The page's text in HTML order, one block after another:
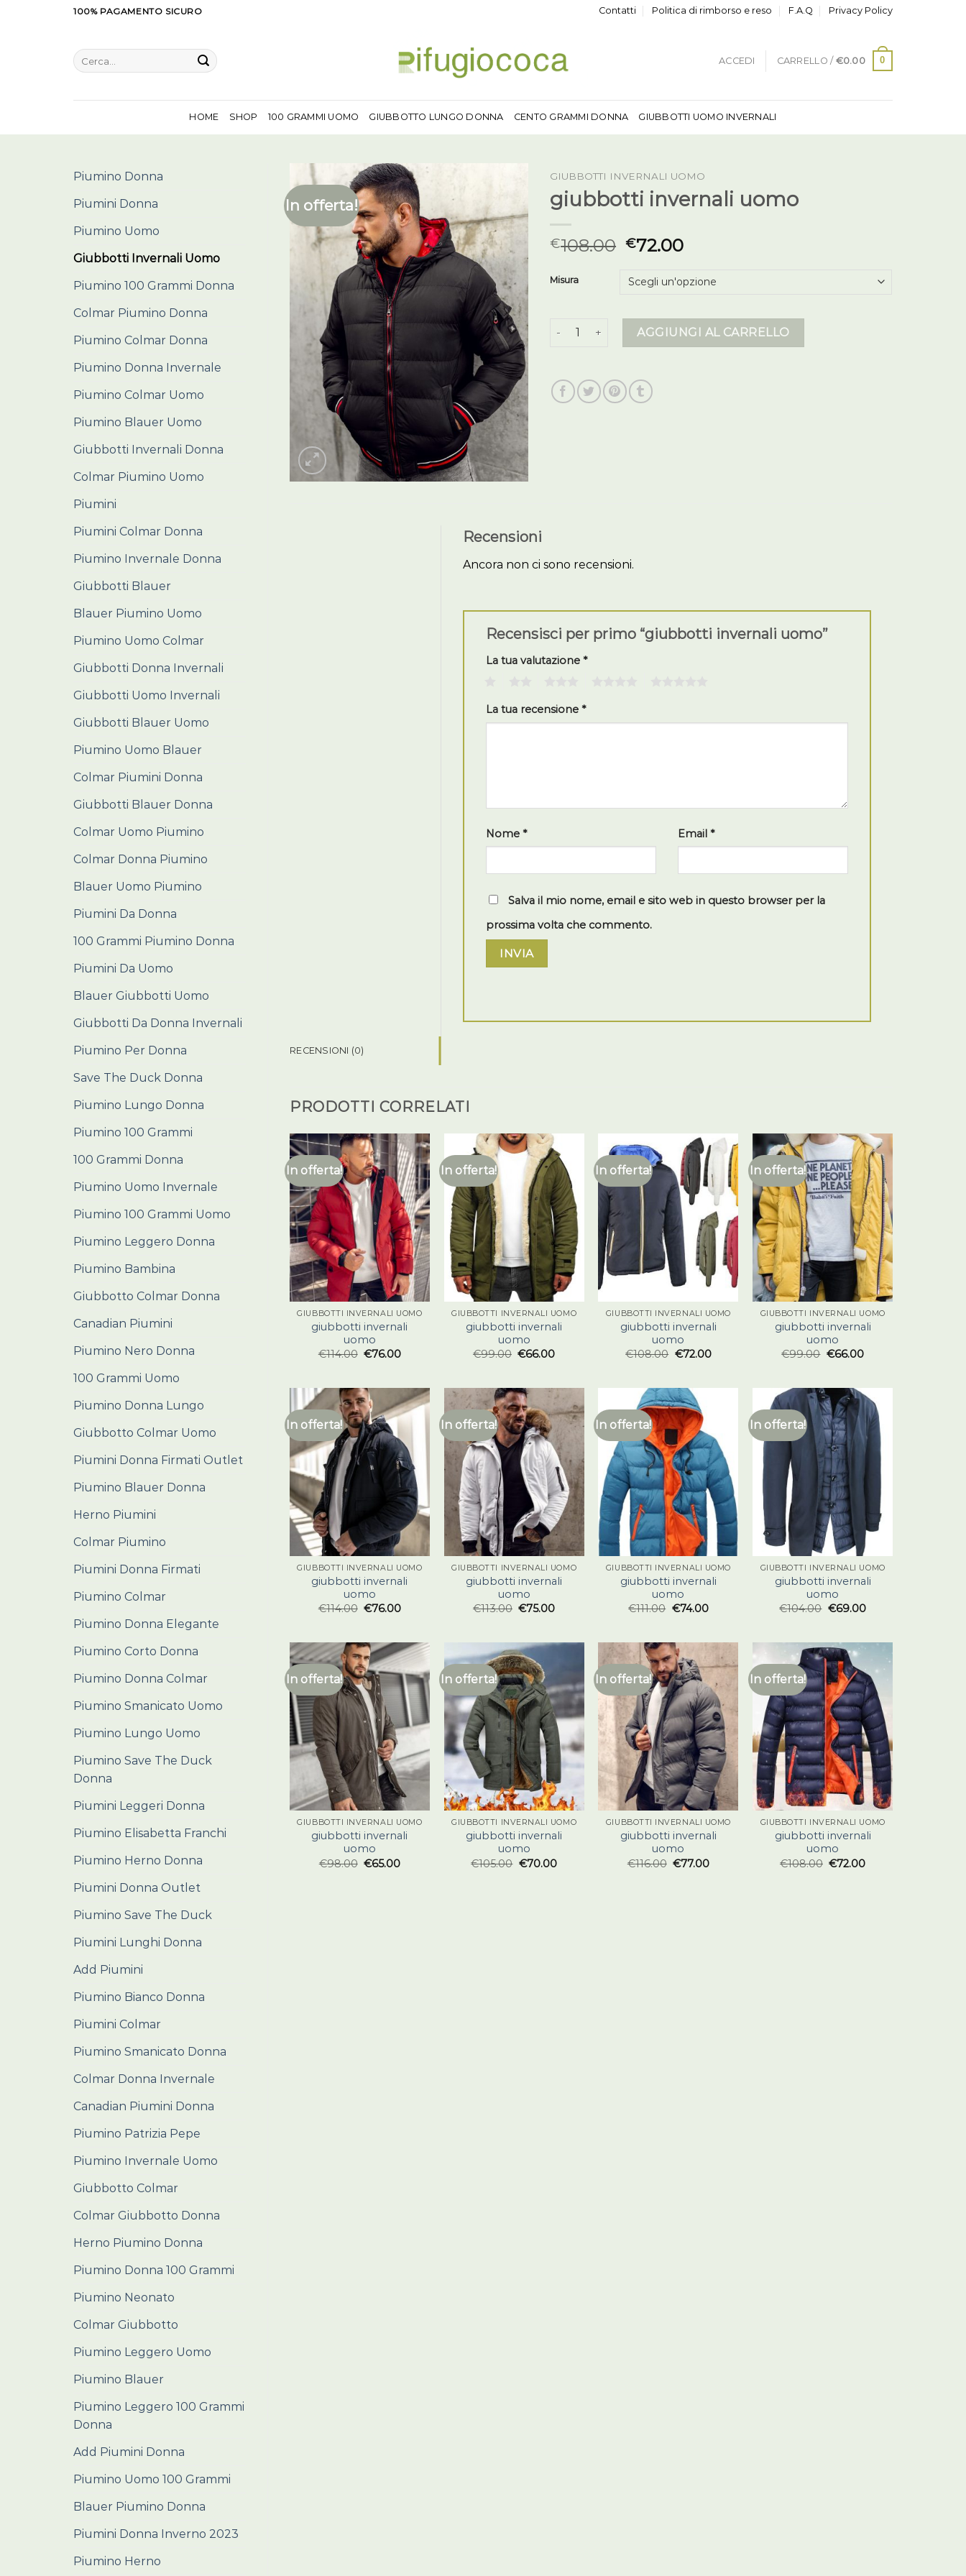
100% PAGAMENTO SICURO Contatti Politica di rimborso e reso F.A.Q Privacy Policy
Cerca:
ACCEDI CARRELLO / €0.00 0
HOME SHOP 100 GRAMMI UOMO GIUBBOTTO LUNGO DONNA CENTO GRAMMI DONNA GIUBBOTTI UOMO INVERNALI
Piumino Donna
Piumini Donna
Piumino Uomo
Giubbotti Invernali Uomo
Piumino 100 Grammi Donna
Colmar Piumino Donna
Piumino Colmar Donna
Piumino Donna Invernale
Piumino Colmar Uomo
Piumino Blauer Uomo
Giubbotti Invernali Donna
Colmar Piumino Uomo
Piumini
Piumini Colmar Donna
Piumino Invernale Donna
Giubbotti Blauer
Blauer Piumino Uomo
Piumino Uomo Colmar
Giubbotti Donna Invernali
Giubbotti Uomo Invernali
Giubbotti Blauer Uomo
Piumino Uomo Blauer
Colmar Piumini Donna
Giubbotti Blauer Donna
Colmar Uomo Piumino
Colmar Donna Piumino
Blauer Uomo Piumino
Piumini Da Donna
100 Grammi Piumino Donna
Piumini Da Uomo
Blauer Giubbotti Uomo
Giubbotti Da Donna Invernali
Piumino Per Donna
Save The Duck Donna
Piumino Lungo Donna
Piumino 100 Grammi
100 Grammi Donna
Piumino Uomo Invernale
Piumino 100 Grammi Uomo
Piumino Leggero Donna
Piumino Bambina
Giubbotto Colmar Donna
Canadian Piumini
Piumino Nero Donna
100 Grammi Uomo
Piumino Donna Lungo
Giubbotto Colmar Uomo
Piumini Donna Firmati Outlet
Piumino Blauer Donna
Herno Piumini
Colmar Piumino
Piumini Donna Firmati
Piumino Colmar
Piumino Donna Elegante
Piumino Corto Donna
Piumino Donna Colmar
Piumino Smanicato Uomo
Piumino Lungo Uomo
Piumino Save The Duck
Donna
Piumini Leggeri Donna
Piumino Elisabetta Franchi
Piumino Herno Donna
Piumini Donna Outlet
Piumino Save The Duck
Piumini Lunghi Donna
Add Piumini
Piumino Bianco Donna
Piumini Colmar
Piumino Smanicato Donna
Colmar Donna Invernale
Canadian Piumini Donna
Piumino Patrizia Pepe
Piumino Invernale Uomo
Giubbotto Colmar
Colmar Giubbotto Donna
Herno Piumino Donna
Piumino Donna 100 Grammi
Piumino Neonato
Colmar Giubbotto
Piumino Leggero Uomo
Piumino Blauer
Piumino Leggero 100 Grammi
Donna
Add Piumini Donna
Piumino Uomo 100 Grammi
Blauer Piumino Donna
Piumini Donna Inverno 2023
Piumino Herno
In offerta!
GIUBBOTTI INVERNALI UOMO
giubbotti invernali uomo
€108.00 €72.00
Misura
giubbotti invernali uomo quantità
AGGIUNGI AL CARRELLO
RECENSIONI (0)
Recensioni
Ancora non ci sono recensioni.
Recensisci per primo “giubbotti invernali uomo”
La tua valutazione *
La tua recensione *
Nome * Email *
Salva il mio nome, email e sito web in questo browser per la
prossima volta che commento.
PRODOTTI CORRELATI
In offerta!
GIUBBOTTI INVERNALI UOMO
giubbotti invernali
uomo
€114.00 €76.00
In offerta!
GIUBBOTTI INVERNALI UOMO
giubbotti invernali
uomo
€99.00 €66.00
In offerta!
GIUBBOTTI INVERNALI UOMO
giubbotti invernali
uomo
€108.00 €72.00
In offerta!
GIUBBOTTI INVERNALI UOMO
giubbotti invernali
uomo
€99.00 €66.00
In offerta!
GIUBBOTTI INVERNALI UOMO
giubbotti invernali
uomo
€114.00 €76.00
In offerta!
GIUBBOTTI INVERNALI UOMO
giubbotti invernali
uomo
€113.00 €75.00
In offerta!
GIUBBOTTI INVERNALI UOMO
giubbotti invernali
uomo
€111.00 €74.00
In offerta!
GIUBBOTTI INVERNALI UOMO
giubbotti invernali
uomo
€104.00 €69.00
In offerta!
GIUBBOTTI INVERNALI UOMO
giubbotti invernali
uomo
€98.00 €65.00
In offerta!
GIUBBOTTI INVERNALI UOMO
giubbotti invernali
uomo
€105.00 €70.00
In offerta!
GIUBBOTTI INVERNALI UOMO
giubbotti invernali
uomo
€116.00 €77.00
In offerta!
GIUBBOTTI INVERNALI UOMO
giubbotti invernali
uomo
€108.00 €72.00